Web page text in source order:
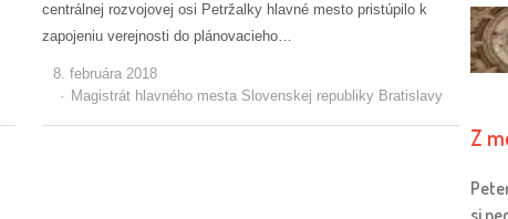
centrálnej rozvojovej osi Petržalky hlavné mesto pristúpilo k
zapojeniu verejnosti do plánovacieho…
8. februára 2018
Autor/ka
Magistrát hlavného mesta Slovenskej republiky Bratislavy
Z
si